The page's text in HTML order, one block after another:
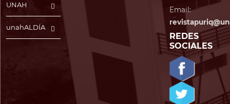
UNAH
unahALDÍA
Email:
REDES
SOCIALES